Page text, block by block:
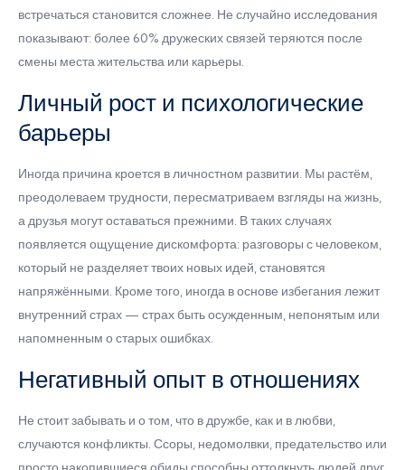
встречаться становится сложнее. Не случайно исследования
показывают: более 60% дружеских связей теряются после
смены места жительства или карьеры.
Личный рост и психологические
барьеры
Иногда причина кроется в личностном развитии. Мы растём,
преодолеваем трудности, пересматриваем взгляды на жизнь,
а друзья могут оставаться прежними. В таких случаях
появляется ощущение дискомфорта: разговоры с человеком,
который не разделяет твоих новых идей, становятся
напряжёнными. Кроме того, иногда в основе избегания лежит
внутренний страх — страх быть осужденным, непонятым или
напомненным о старых ошибках.
Негативный опыт в отношениях
Не стоит забывать и о том, что в дружбе, как и в любви,
случаются конфликты. Ссоры, недомолвки, предательство или